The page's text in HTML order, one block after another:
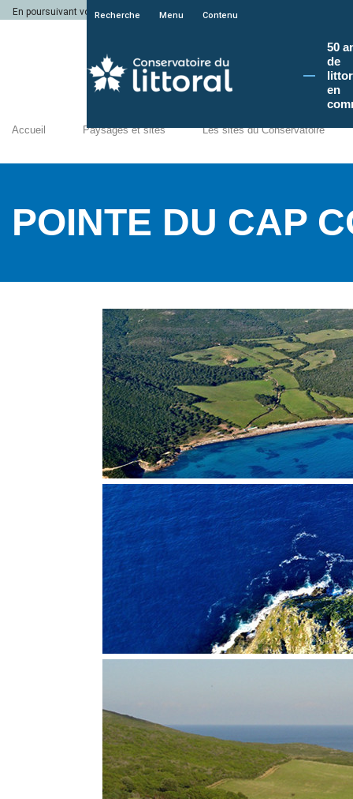
En poursuivant votre navigation sur le site du Conservatoire du littoral, vous
Recherche Menu Contenu
50
de
en
Accueil Paysages et sites Les sites du Conservatoire
POINTE DU CAP